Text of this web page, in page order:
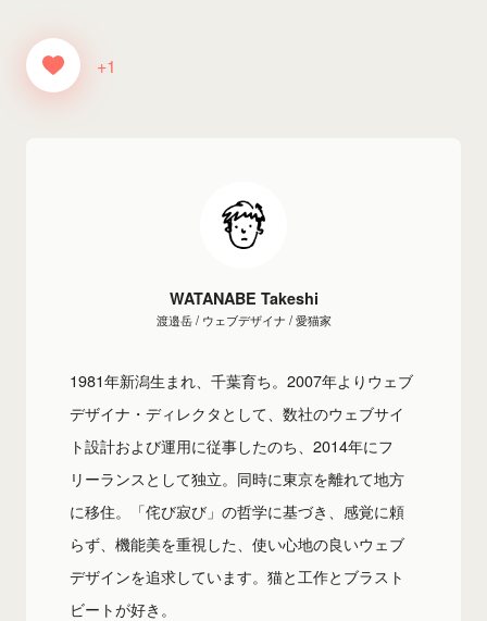
+1
WATANABE Takeshi
渡邉岳 / ウェブデザイナ / 愛猫家
1981年新潟生まれ、千葉育ち。2007年よりウェブ
デザイナ・ディレクタとして、数社のウェブサイ
ト設計および運用に従事したのち、2014年にフ
リーランスとして独立。同時に東京を離れて地方
に移住。「侘び寂び」の哲学に基づき、感覚に頼
らず、機能美を重視した、使い心地の良いウェブ
デザインを追求しています。猫と工作とブラスト
ビートが好き。